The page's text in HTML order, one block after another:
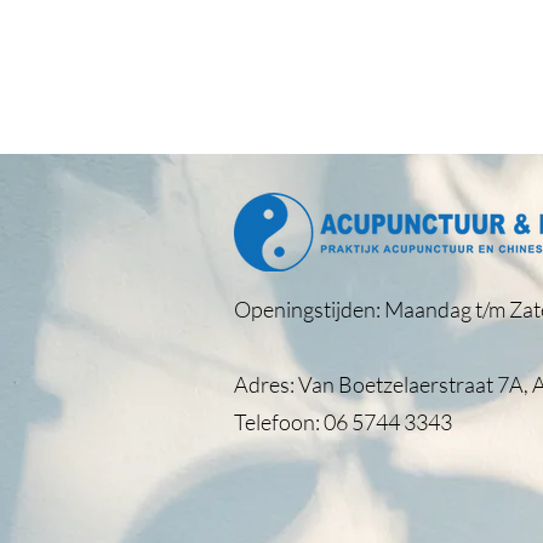
Openingstijden: Maandag t/m
Adres: Van Boetzelaerstraat 7A,
Telefoon: 06 5744 3343